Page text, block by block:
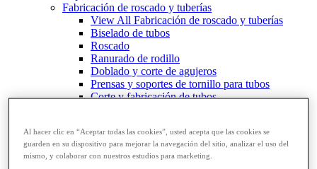
Fabricación de roscado y tuberías
View All Fabricación de roscado y tuberías
Biselado de tubos
Roscado
Ranurado de rodillo
Doblado y corte de agujeros
Prensas y soportes de tornillo para tubos
Corte y fabricación de tubos
Al hacer clic en “Aceptar todas las cookies”, usted acepta que las cookies se
guarden en su dispositivo para mejorar la navegación del sitio, analizar el uso del
mismo, y colaborar con nuestros estudios para marketing.